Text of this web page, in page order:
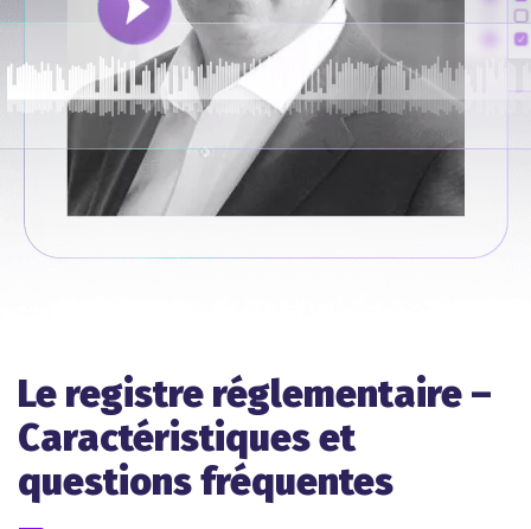
Le registre réglementaire –
Caractéristiques et
questions fréquentes